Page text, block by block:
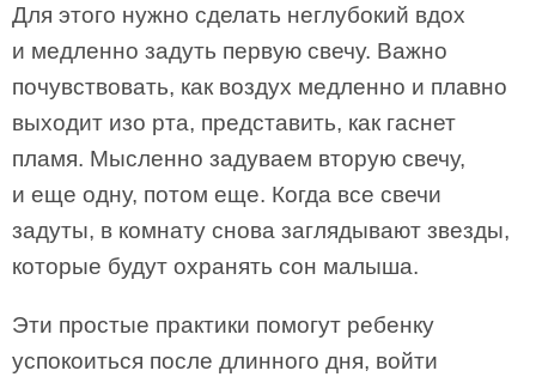
Для этого нужно сделать неглубокий вдох
и медленно задуть первую свечу. Важно
почувствовать, как воздух медленно и плавно
выходит изо рта, представить, как гаснет
пламя. Мысленно задуваем вторую свечу,
и еще одну, потом еще. Когда все свечи
задуты, в комнату снова заглядывают звезды,
которые будут охранять сон малыша.
Эти простые практики помогут ребенку
успокоиться после длинного дня, войти